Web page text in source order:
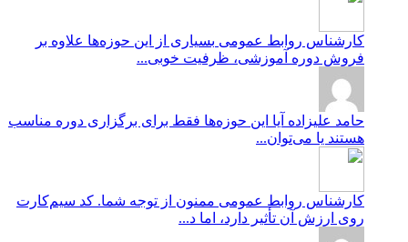
کارشناس روابط عمومی بسیاری از این حوزه‌ها علاوه بر
فروش دوره آموزشی، ظرفیت خوبی...
حامد علیزاده آیا این حوزه‌ها فقط برای برگزاری دوره مناسب
هستند یا می‌توان...
کارشناس روابط عمومی ممنون از توجه شما. کد سیم‌کارت
روی ارزش آن تأثیر دارد، اما د...